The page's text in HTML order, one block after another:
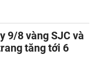
9/8 vàng SJC và
tăng tới 6